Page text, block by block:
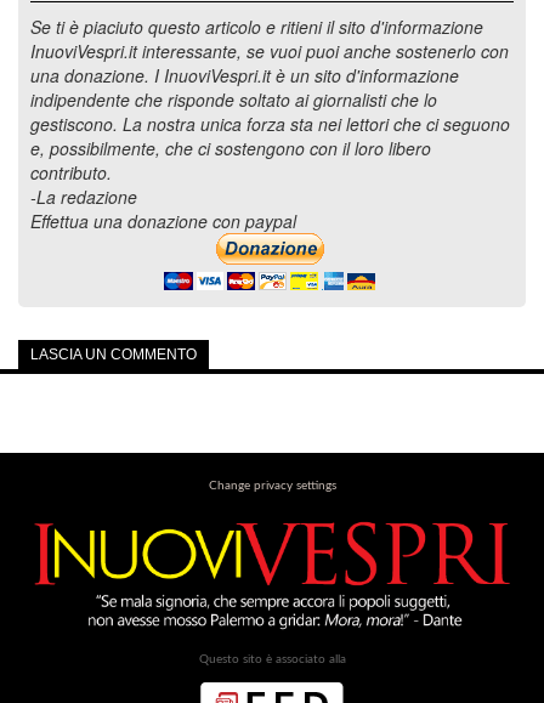
Se ti è piaciuto questo articolo e ritieni il sito d'informazione
InuoviVespri.it interessante, se vuoi puoi anche sostenerlo con
una donazione. I InuoviVespri.it è un sito d'informazione
indipendente che risponde soltato ai giornalisti che lo
gestiscono. La nostra unica forza sta nei lettori che ci seguono
e, possibilmente, che ci sostengono con il loro libero
contributo.
-La redazione
Effettua una donazione con paypal
LASCIA UN COMMENTO
Change privacy settings
Questo sito è associato alla